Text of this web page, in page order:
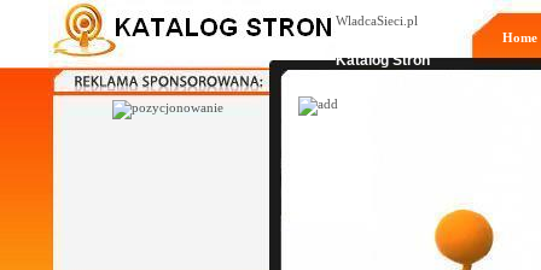
WladcaSieci.pl
Katalog Stron
Home